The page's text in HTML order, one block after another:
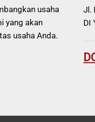
usaha
yang akan
usaha Anda.
Jl.
DI